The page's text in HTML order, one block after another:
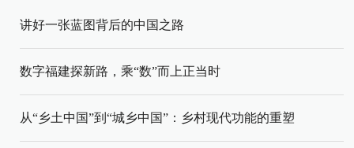
讲好一张蓝图背后的中国之路
数字福建探新路，乘“数”而上正当时
从“乡土中国”到“城乡中国”：乡村现代功能的重塑